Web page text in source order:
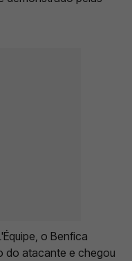
o Benfica
do atacante e chegou